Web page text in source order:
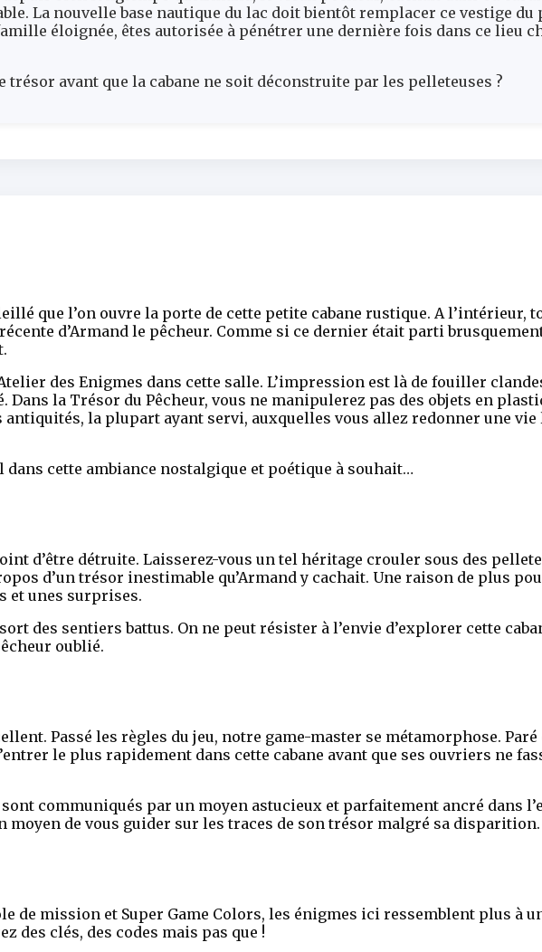
La nouvelle base nautique du lac doit bientôt remplacer ce vestige du
éloignée, êtes autorisée à pénétrer une dernière fois dans ce lieu
trésor avant que la cabane ne soit déconstruite par les pelleteuses ?
que l’on ouvre la porte de cette petite cabane rustique. A l’intérieur,
d’Armand le pêcheur. Comme si ce dernier était parti
des Enigmes dans cette salle. L’impression est là de fouiller
Dans la Trésor du Pêcheur, vous ne manipulerez pas des objets en
antiquités, la plupart ayant servi, auxquelles vous allez redonner une vie
dans cette ambiance nostalgique et poétique à souhait…
d’être détruite. Laisserez-vous un tel héritage crouler sous des
d’un trésor inestimable qu’Armand y cachait. Une raison de plus
et unes surprises.
des sentiers battus. On ne peut résister à l’envie d’explorer cette
oublié.
Passé les règles du jeu, notre game-master se métamorphose. Paré
le plus rapidement dans cette cabane avant que ses ouvriers ne
communiqués par un moyen astucieux et parfaitement ancré dans
moyen de vous guider sur les traces de son trésor malgré sa disparition.
de mission et Super Game Colors, les énigmes ici ressemblent plus à
des clés, des codes mais pas que !